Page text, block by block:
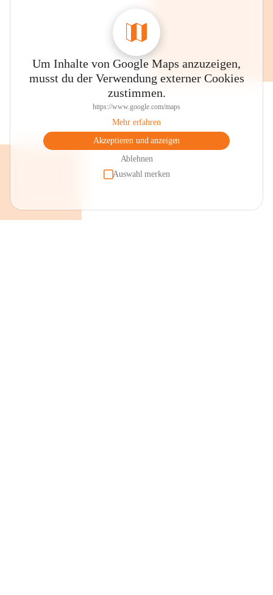
Um Inhalte von Google Maps anzuzeigen,
musst du der Verwendung externer Cookies
zustimmen.
https://www.google.com/maps
Mehr erfahren
Akzeptieren und anzeigen
Ablehnen
Auswahl merken